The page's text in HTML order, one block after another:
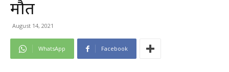
मौत
August 14, 2021
WhatsApp Facebook